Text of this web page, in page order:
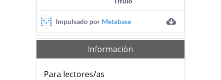
Información
Para lectores/as